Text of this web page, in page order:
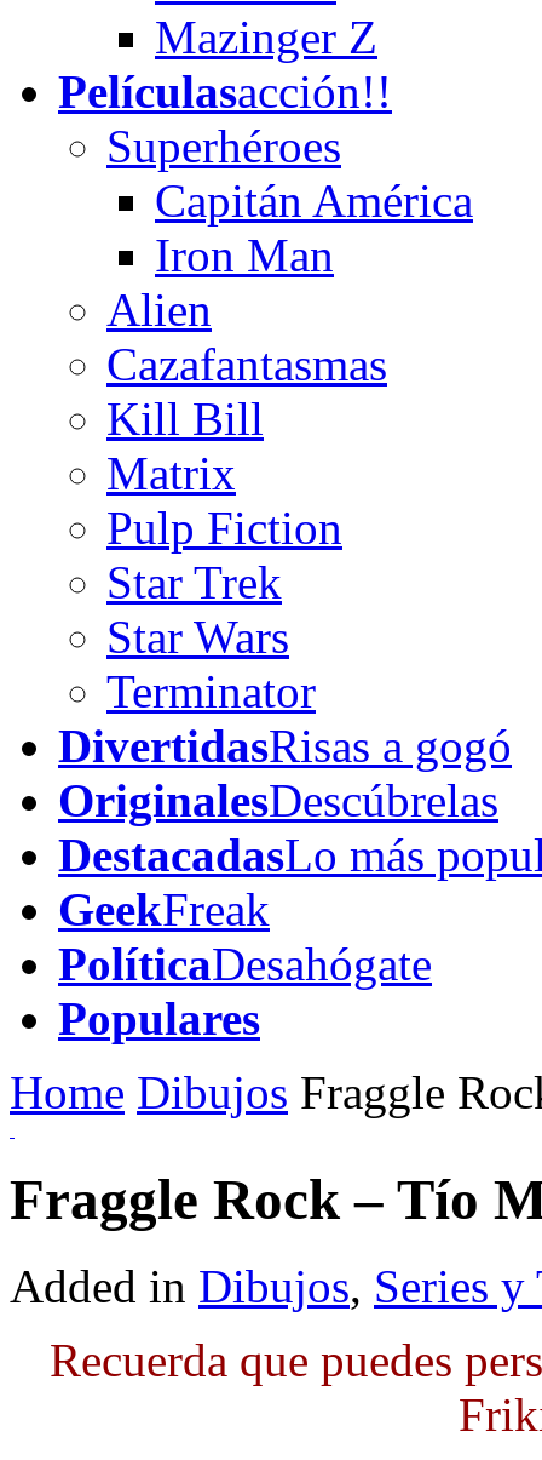
Mazinger Z
Películasacción!!
Superhéroes
Capitán América
Iron Man
Alien
Cazafantasmas
Kill Bill
Matrix
Pulp Fiction
Star Trek
Star Wars
Terminator
DivertidasRisas a gogó
OriginalesDescúbrelas
DestacadasLo más
GeekFreak
PolíticaDesahógate
Populares
Home Dibujos Fraggle
Fraggle Rock – Tío
Added in Dibujos, Series y
Recuerda que puedes